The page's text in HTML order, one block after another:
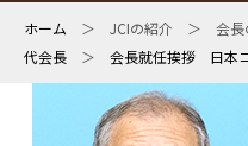
ホーム ＞ JCIの紹介 ＞ 会
代会長 ＞ 会長就任挨拶 日本